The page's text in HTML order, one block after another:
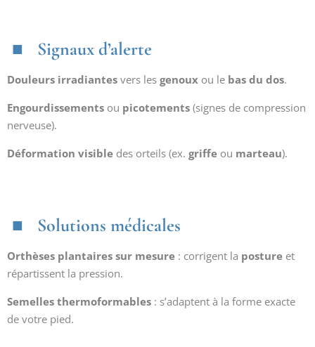
Signaux d’alerte
Douleurs irradiantes vers les genoux ou le bas du dos.
Engourdissements ou picotements (signes de compression
nerveuse).
Déformation visible des orteils (ex. griffe ou marteau).
Solutions médicales
Orthèses plantaires sur mesure : corrigent la posture et
répartissent la pression.
Semelles thermoformables : s’adaptent à la forme exacte
de votre pied.